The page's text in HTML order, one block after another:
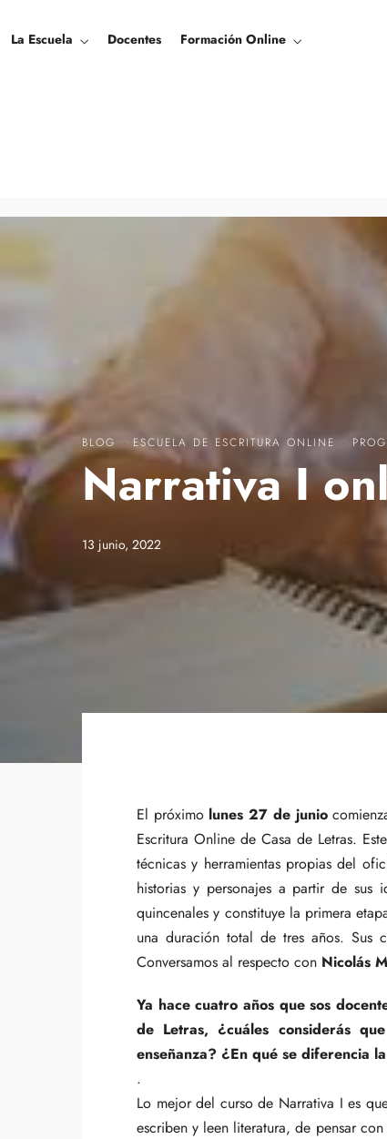
La Escuela Docentes Formación Online
BLOG· ESCUELA DE ESCRITURA ONLINE ·
Narrativa I
13 junio, 2022
El próximo lunes 27 de junio
Escritura Online de Casa de Letras.
técnicas y herramientas propias del
historias y personajes a partir de sus
quincenales y constituye la primera
una duración total de tres años. Sus
Conversamos al respecto con Nicolás
Ya hace cuatro años que sos
de Letras, ¿cuáles considerás
enseñanza? ¿En qué se diferencia
.
Lo mejor del curso de Narrativa I es
escriben y leen literatura, de pensar